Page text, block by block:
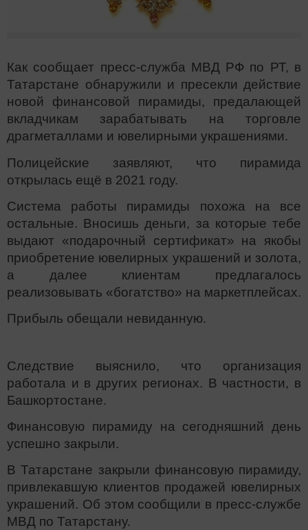
Как сообщает пресс-служба МВД РФ по РТ, в
Татарстане обнаружили и пресекли действие
новой финансовой пирамиды, предалающей
вкладчикам зарабатывать на торговле
драгметаллами и ювелирными украшениями.
Полицейские заявляют, что пирамида
открылась ещё в 2021 году.
Система работы пирамиды похожа на все
остальные. Вносишь деньги, за которые тебе
выдают «подарочный сертификат» на якобы
приобретение ювелирных украшений и золота,
а далее клиентам предлагалось
реализовывать «богатство» на маркетплейсах.
Прибыль обещали невиданную.
Следствие выяснило, что организация
работала и в других регионах. В частности, в
Башкортостане.
Финансовую пирамиду на сегодняшний день
успешно закрыли.
В Татарстане закрыли финансовую пирамиду,
привлекавшую клиентов продажей ювелирных
украшений. Об этом сообщили в пресс-службе
МВД по Татарстану.